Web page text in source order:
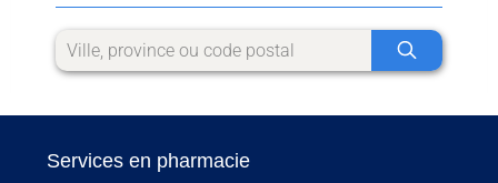
Services en pharmacie